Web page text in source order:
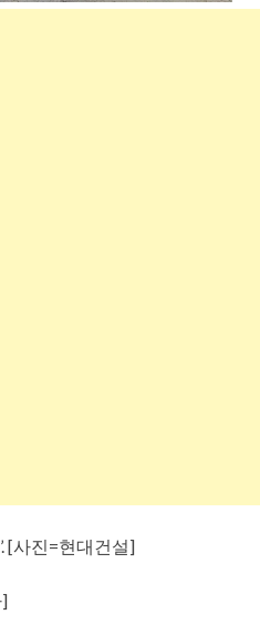
[사진=현대건설]